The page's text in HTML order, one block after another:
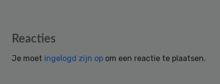
Reader
Reacties
Je moet ingelogd zijn op om een reactie te plaatsen.